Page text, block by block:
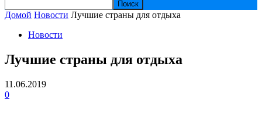
Домой Новости Лучшие страны для отдыха
Новости
Лучшие страны для отдыха
11.06.2019
0